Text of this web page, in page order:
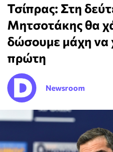
Τσίπρας: Στη
Μητσοτάκης θα
δώσουμε μάχη να
πρώτη
Newsroom